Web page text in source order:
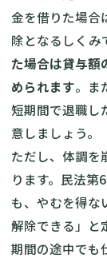
金を借りた場合
除となるしくみ
た場合は貸与額
められます。ま
短期間で退職し
意しましょう。
ただし、体調を
ります。民法第
も、やむを得な
解除できる」と
期間の途中でも